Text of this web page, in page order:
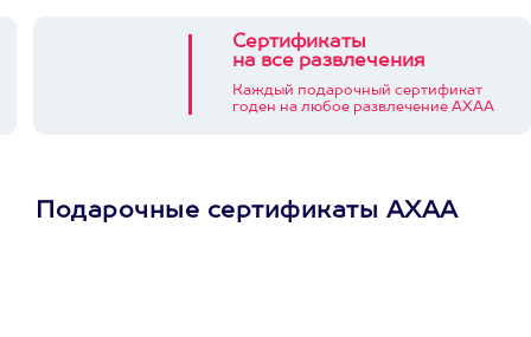
Сертификаты
на все развлечения
Каждый подарочный сертификат
годен на любое развлечение АХАА
Подарочные сертификаты АХАА